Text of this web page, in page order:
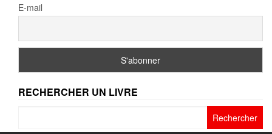
E-mail
RECHERCHER UN LIVRE